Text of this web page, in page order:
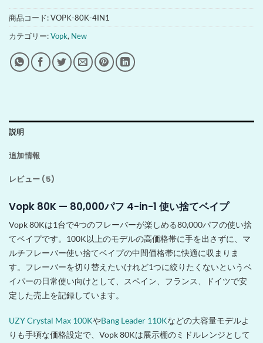
商品コード:VOPK-80K-4IN1
カテゴリー:Vopk, New
説明
追加情報
レビュー (5)
Vopk 80K — 80,000パフ 4-in-1 使い捨てベイプ
Vopk 80Kは1台で4つのフレーバーが楽しめる80,000パフの使い捨
てベイプです。100K以上のモデルの高価格帯に手を出さずに、マ
ルチフレーバー使い捨てベイプの中間価格帯に快適に収まりま
す。フレーバーを切り替えたいけれど1つに絞りたくないというベ
イパーの日常使い向けとして、スペイン、フランス、ドイツで安
定した売上を記録しています。
UZY Crystal Max 100KやBang Leader 110Kなどの大容量モデルよ
りも手頃な価格設定で、Vopk 80Kは展示棚のミドルレンジとして